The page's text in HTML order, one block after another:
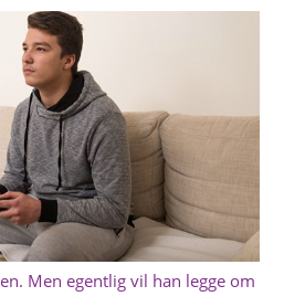
Men egentlig vil han legge om